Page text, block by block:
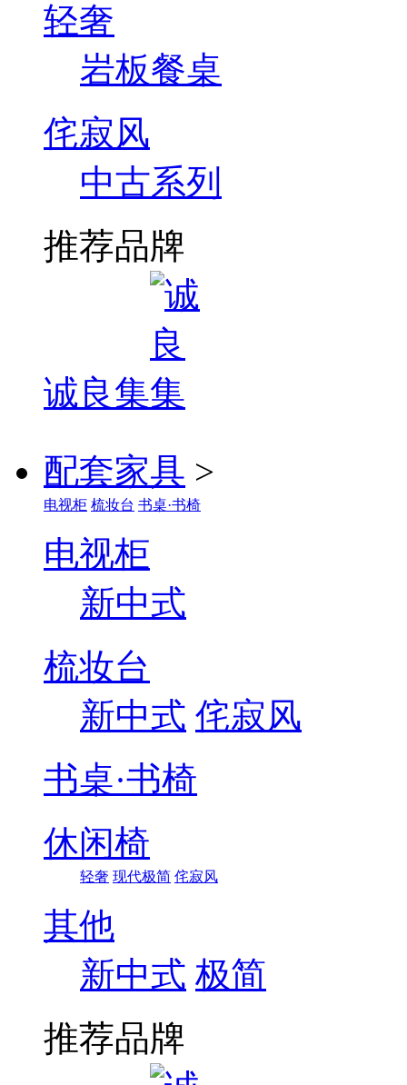
轻奢
岩板餐桌
侘寂风
中古系列
推荐品牌
诚良集
配套家具 >
电视柜 梳妆台 书桌·书椅
电视柜
新中式
梳妆台
新中式 侘寂风
书桌·书椅
休闲椅
轻奢 现代极简 侘寂风
其他
新中式 极简
推荐品牌